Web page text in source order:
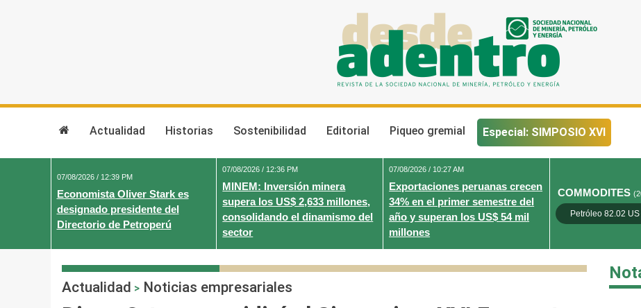
Actualidad Historias Sostenibilidad Editorial Piqueo gremial Especial: SIMPOSIO XVI
07/08/2026 / 12:39 PM
Economista Oliver Stark es
designado presidente del
Directorio de Petroperú
07/08/2026 / 12:36 PM
MINEM: Inversión minera
supera los US$ 2,633 millones,
consolidando el dinamismo del
sector
07/08/2026 / 10:27 AM
Exportaciones peruanas crecen
34% en el primer semestre del
año y superan los US$ 54 mil
millones
COMMODITES
Petróleo 82.02 US
Actualidad > Noticias empresariales